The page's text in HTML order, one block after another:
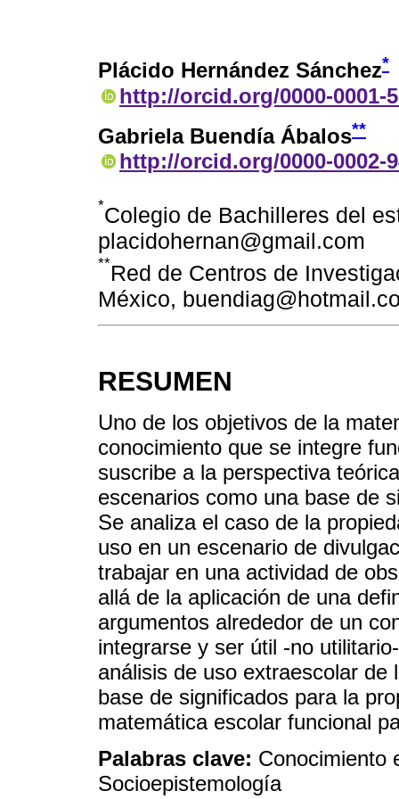
Plácido Hernández Sánchez*
http://orcid.org/0000-0001-
Gabriela Buendía Ábalos**
http://orcid.org/0000-0002-
*Colegio de Bachilleres del
placidohernan@gmail.com
**Red de Centros de
México,
RESUMEN
Uno de los objetivos de la
conocimiento que se integre
suscribe a la perspectiva
escenarios como una base de
Se analiza el caso de la
uso en un escenario de
trabajar en una actividad de
allá de la aplicación de una
argumentos alrededor de un
integrarse y ser útil -no
análisis de uso extraescolar de
base de significados para la
matemática escolar funcional
Palabras clave: Conocimiento
Socioepistemología